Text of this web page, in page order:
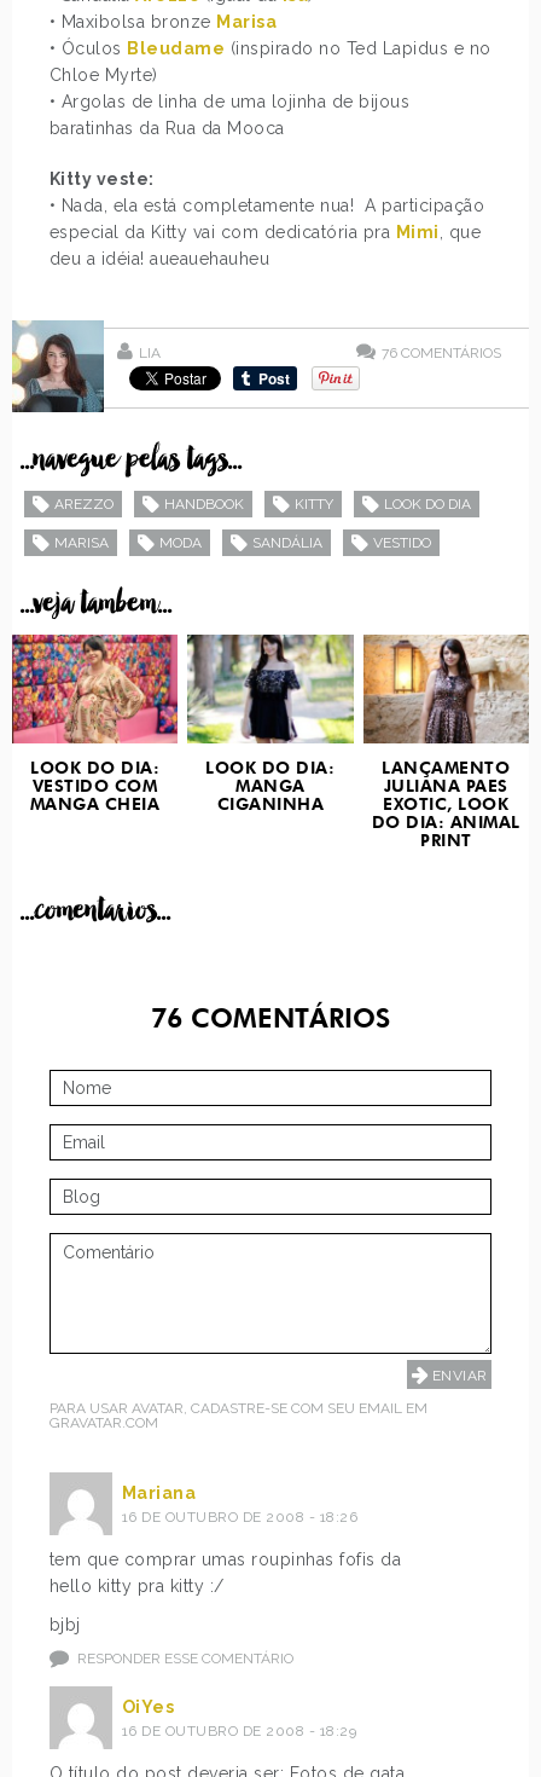
• Maxibolsa bronze Marisa
• Óculos Bleudame (inspirado no Ted Lapidus e no
Chloe Myrte)
• Argolas de linha de uma lojinha de bijous
baratinhas da Rua da Mooca
Kitty veste:
• Nada, ela está completamente nua!
A participação
especial da Kitty vai com dedicatória pra Mimi
, que
deu a idéia! aueauehauheu
LIA 76 COMENTÁRIOS
...navegue pelas tags...
AREZZO HANDBOOK KITTY LOOK DO DIA
MARISA MODA SANDÁLIA VESTIDO
...veja tambem...
LOOK DO DIA:
VESTIDO COM
MANGA CHEIA
LOOK DO DIA:
MANGA
CIGANINHA
LANÇAMENTO
JULIANA PAES
EXOTIC, LOOK
DO DIA: ANIMAL
PRINT
...comentarios...
76 COMENTÁRIOS
PARA USAR AVATAR, CADASTRE-SE COM SEU EMAIL EM
GRAVATAR.COM
Mariana
16 DE OUTUBRO DE 2008 - 18:26
tem que comprar umas roupinhas fofis da
hello kitty pra kitty :/
bjbj
RESPONDER ESSE COMENTÁRIO
OiYes
16 DE OUTUBRO DE 2008 - 18:29